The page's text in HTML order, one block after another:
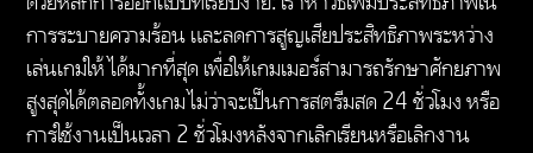
จำเพาะสำหรับ 802.11BE เป็นข้อมูลจำเพาะฉบับร่างและ
ยังไม่ถือว่าสิ้นสุด หากข้อมูลจำเพาะฉบับสุดท้ายแตกต่าง
จากข้อมูลจำเพาะฉบับร่าง อาจส่งผลต่อความสามารถของ
อุปกรณ์ในการสื่อสารกับอุปกรณ์ 802.11BE อื่นๆ
*Wi-Fi 6E ต้องใช้เราเตอร์ Wi-Fi 6E ซึ่งจําหน่ายแยกต่าง
การระบายความร้อน และลดการสูญเสียประสิทธิภาพระหว่าง
เล่นเกมให้ได้มากที่สุด เพื่อให้เกมเมอร์สามารถรักษาศักยภาพ
สูงสุดได้ตลอดทั้งเกม ไม่ว่าจะเป็นการสตรีมสด 24 ชั่วโมง หรือ
การใช้งานเป็นเวลา 2 ชั่วโมงหลังจากเลิกเรียนหรือเลิกงาน